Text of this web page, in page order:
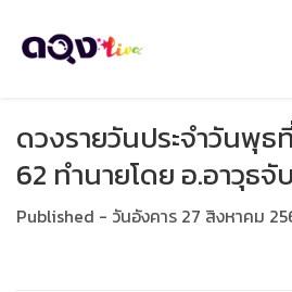
ดวงรายวันประจำวันพุธ
62 ทำนายโดย อ.อาวุธ
Published - วันอังคาร 27 สิงหาคม